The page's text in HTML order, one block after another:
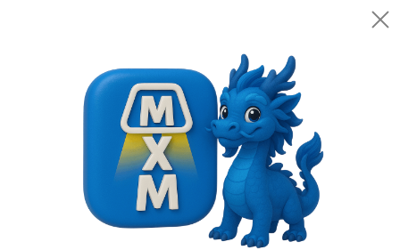
Правила продажи товаров на маркетплейсе MAI HE MAI
Правила продажи товаров на
маркетплейсе MAI HE MAI